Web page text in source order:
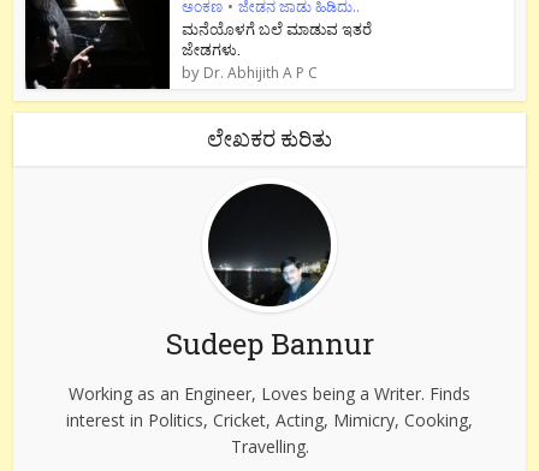
ಅಂಕಣ • ಜೇಡನ ಜಾಡು ಹಿಡಿದು..
ಮನೆಯೊಳಗೆ ಬಲೆ ಮಾಡುವ ಇತರೆ
ಜೇಡಗಳು.
by Dr. Abhijith A P C
ಲೇಖಕರ ಕುರಿತು
Sudeep Bannur
Working as an Engineer, Loves being a Writer. Finds
interest in Politics, Cricket, Acting, Mimicry, Cooking,
Travelling.